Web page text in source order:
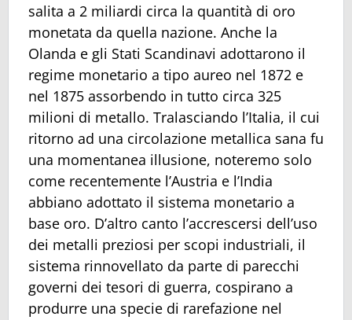
salita a 2 miliardi circa la quantità di oro
monetata da quella nazione. Anche la
Olanda e gli Stati Scandinavi adottarono il
regime monetario a tipo aureo nel 1872 e
nel 1875 assorbendo in tutto circa 325
milioni di metallo. Tralasciando l’Italia, il cui
ritorno ad una circolazione metallica sana fu
una momentanea illusione, noteremo solo
come recentemente l’Austria e l’India
abbiano adottato il sistema monetario a
base oro. D’altro canto l’accrescersi dell’uso
dei metalli preziosi per scopi industriali, il
sistema rinnovellato da parte di parecchi
governi dei tesori di guerra, cospirano a
produrre una specie di rarefazione nel